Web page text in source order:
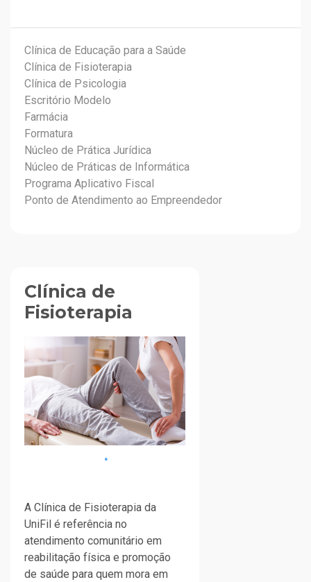
Clínica de
Fisioterapia
A Clínica de Fisioterapia da
UniFil é referência no
atendimento comunitário em
reabilitação física e promoção
de saúde para quem mora em
Clínica de Educação para a Saúde
Clínica de Fisioterapia
Clínica de Psicologia
Escritório Modelo
Farmácia
Formatura
Núcleo de Prática Jurídica
Núcleo de Práticas de Informática
Programa Aplicativo Fiscal
Ponto de Atendimento ao Empreendedor